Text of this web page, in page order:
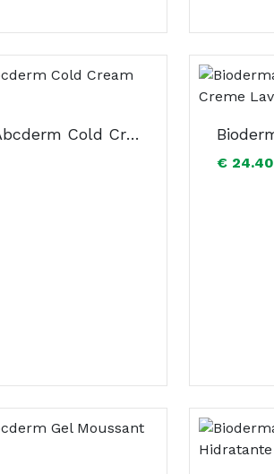
Bioderma Abcderm Cold Cream Corpo 200ml
€ 24.40